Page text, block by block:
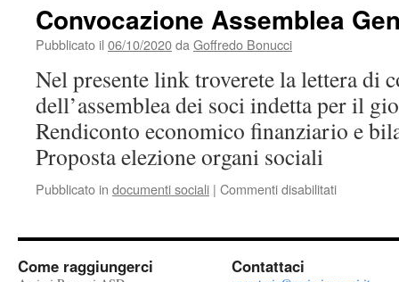
soci
2021
07
Convocazione Assemblea
Pubblicato il 06/10/2020da Goffredo Bonucci
Nel presente link troverete la lettera di
dell’assemblea dei soci indetta per il
Rendiconto economico finanziario e
Proposta elezione organi sociali
Pubblicato in documenti sociali | Commenti disabilitatisu
Generale
soci
Come raggiungerci Contattaci